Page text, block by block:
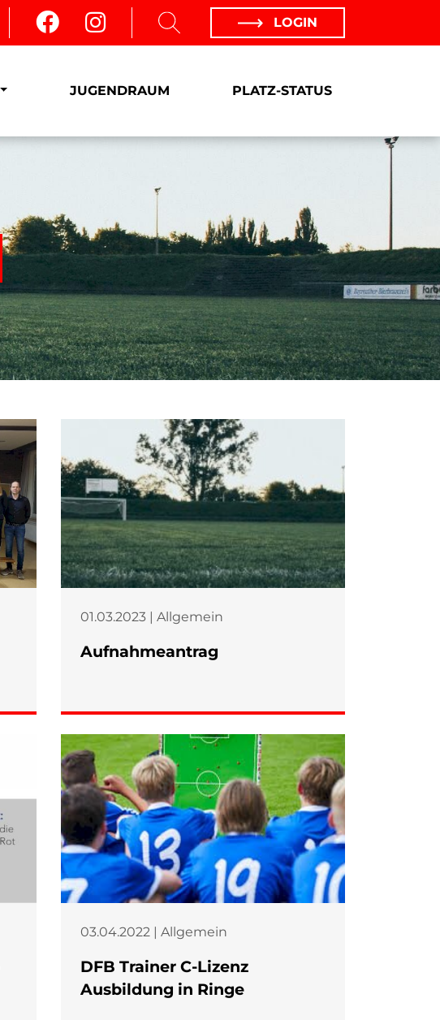
LOGIN
JUGENDRAUM PLATZ-STATUS
01.03.2023 | Allgemein
Aufnahmeantrag
03.04.2022 | Allgemein
DFB Trainer C-Lizenz
Ausbildung in Ringe